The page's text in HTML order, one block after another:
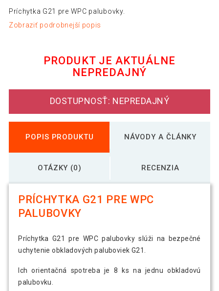
Príchytka G21 pre WPC palubovky.
Zobraziť podrobnejší popis
PRODUKT JE AKTUÁLNE
NEPREDAJNÝ
DOSTUPNOSŤ: NEPREDAJNÝ
POPIS PRODUKTU NÁVODY A ČLÁNKY
OTÁZKY (0) RECENZIA
PRÍCHYTKA G21 PRE WPC
PALUBOVKY
Príchytka G21 pre WPC palubovky slúži na bezpečné
uchytenie obkladových paluboviek G21.
Ich orientačná spotreba je 8 ks na jednu obkladovú
palubovku.